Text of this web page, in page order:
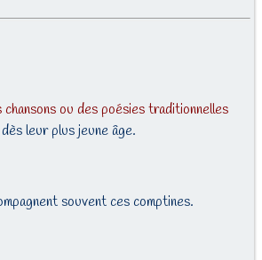
ou des poésies traditionnelles
leur plus jeune âge.
souvent ces comptines.